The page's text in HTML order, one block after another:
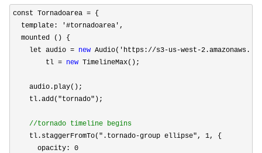
const Tornadoarea = {
  template:
'#tornadoarea' ,
  mounted () {
    let audio
= new Audio('https://s3-us-west-
        tl
= new TimelineMax();
    audio.play();
    tl.add(
"tornado" );
//tornado timeline begins
    tl.staggerFromTo(".tornado-group ellipse", 1
, {
      opacity:
0